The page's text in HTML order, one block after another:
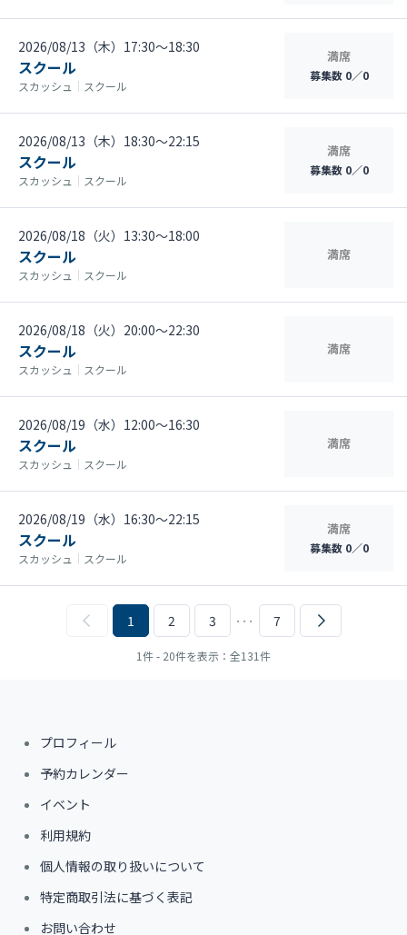
2026/08/13（木）17:30〜18:30
スクール
スカッシュ ｜ スクール
満席
募集数 0／0
2026/08/13（木）18:30〜22:15
スクール
スカッシュ ｜ スクール
満席
募集数 0／0
2026/08/18（火）13:30〜18:00
スクール
スカッシュ ｜ スクール
満席
2026/08/18（火）20:00〜22:30
スクール
スカッシュ ｜ スクール
満席
2026/08/19（水）12:00〜16:30
スクール
スカッシュ ｜ スクール
満席
2026/08/19（水）16:30〜22:15
スクール
スカッシュ ｜ スクール
満席
募集数 0／0
1 2 3 ･･･ 7
1件 - 20件を表示：全131件
プロフィール
予約カレンダー
イベント
利用規約
個人情報の取り扱いについて
特定商取引法に基づく表記
お問い合わせ